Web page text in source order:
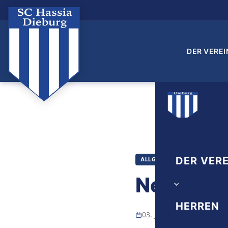
DER
DER
Vorstand
HERREN
ALLGEMEINES
03. Januar 2018